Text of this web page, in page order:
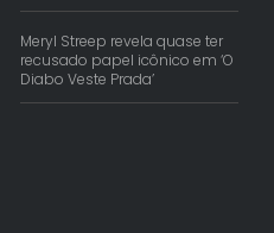
Meryl Streep revela quase ter
recusado papel icônico em ‘O
Diabo Veste Prada’